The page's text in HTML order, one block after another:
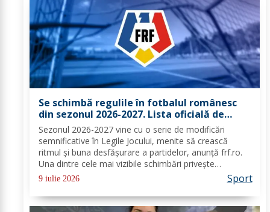
Se schimbă regulile în fotbalul românesc
din sezonul 2026-2027. Lista oficială de
modificări prezentată de FRF
Sezonul 2026-2027 vine cu o serie de modificări
semnificative în Legile Jocului, menite să crească
ritmul şi buna desfăşurare a partidelor, anunţă frf.ro.
Una dintre cele mai vizibile schimbări priveşte
procedura înlocuirilor: jucătorii înlocuiţi au la dispoziţie
9 iulie 2026 Sport